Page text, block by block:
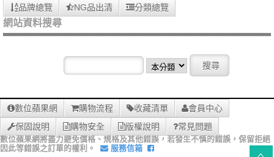
品牌總覽
NG品出清 分類總覽
網站資料搜尋
數位蘋果網 購物流程 收藏清單
會員中心
保固說明
購物安全 版權說明 常見問題
數位蘋果網將盡力避免價格、規格及其他錯誤，若發生不慎的錯誤，保留拒絕
因此等錯誤之訂單的權利。
服務信箱